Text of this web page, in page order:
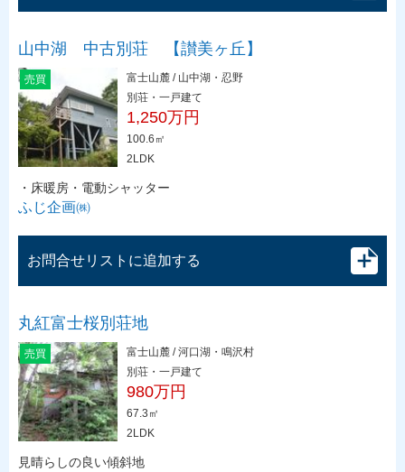
山中湖 中古別荘 【讃美ヶ丘】
売買
富士山麓 / 山中湖・忍野
別荘・一戸建て
1,250万円
100.6㎡
2LDK
・床暖房・電動シャッター
ふじ企画㈱
お問合せリストに追加する
丸紅富士桜別荘地
売買
富士山麓 / 河口湖・鳴沢村
別荘・一戸建て
980万円
67.3㎡
2LDK
見晴らしの良い傾斜地